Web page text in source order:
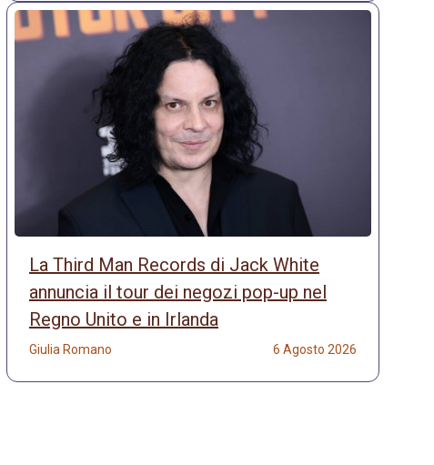
La Third Man Records di Jack White
annuncia il tour dei negozi pop-up nel
Regno Unito e in Irlanda
Giulia Romano 6 Agosto 2026